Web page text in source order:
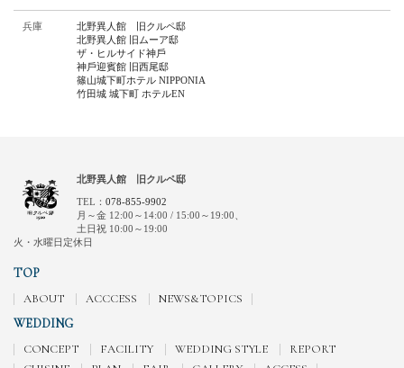
兵庫
北野異人館 旧クルペ邸
北野異人館 旧ムーア邸
ザ・ヒルサイド神⼾
神⼾迎賓館 旧⻄尾邸
篠⼭城下町ホテル NIPPONIA
⽵⽥城 城下町 ホテルEN
北野異人館 旧クルペ邸
TEL： 078-855-9902
月～金 12:00～14:00 / 15:00～19:00、
土日祝 10:00～19:00
火・水曜日定休日
TOP
ABOUT ACCCESS NEWS&TOPICS
WEDDING
CONCEPT FACILITY WEDDING STYLE
REPORT